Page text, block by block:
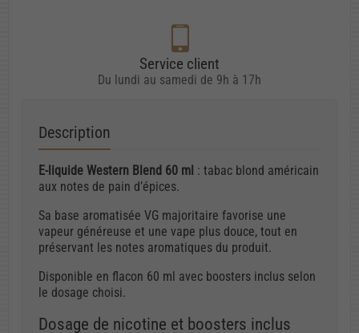
Service client
Du lundi au samedi de 9h à 17h
Description
E-liquide Western Blend 60 ml : tabac blond américain
aux notes de pain d’épices.
Sa base aromatisée VG majoritaire favorise une
vapeur généreuse et une vape plus douce, tout en
préservant les notes aromatiques du produit.
Disponible en flacon 60 ml avec boosters inclus selon
le dosage choisi.
Dosage de nicotine et boosters inclus